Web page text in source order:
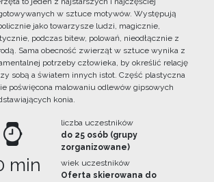
w sztuce motywów. Występują
jako towarzysze ludzi, magicznie,
podczas bitew, polowań, nieodłącznie z
Sama obecność zwierząt w sztuce wynika z
potrzeby człowieka, by określić relację
sobą a światem innych istot. Część plastyczna
poświęcona malowaniu odlewów gipsowych
konia.
min
liczba uczestników
do 25 osób (grupy
zorganizowane)
wiek uczestników
Oferta skierowana do